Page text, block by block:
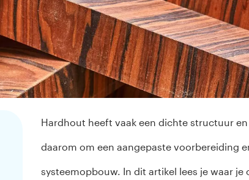
Hardhout heeft vaak een dichte structuur
daarom om een aangepaste voorbereiding
systeemopbouw. In dit artikel lees je waar je